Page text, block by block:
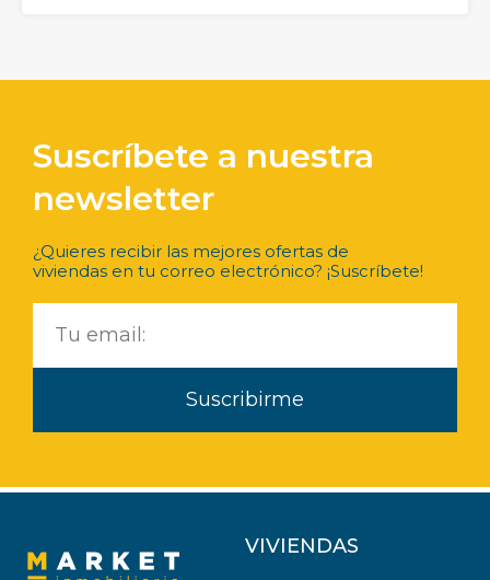
Suscríbete a nuestra
newsletter
¿Quieres recibir las mejores ofertas de
viviendas en tu correo electrónico? ¡Suscríbete!
Suscribirme
VIVIENDAS